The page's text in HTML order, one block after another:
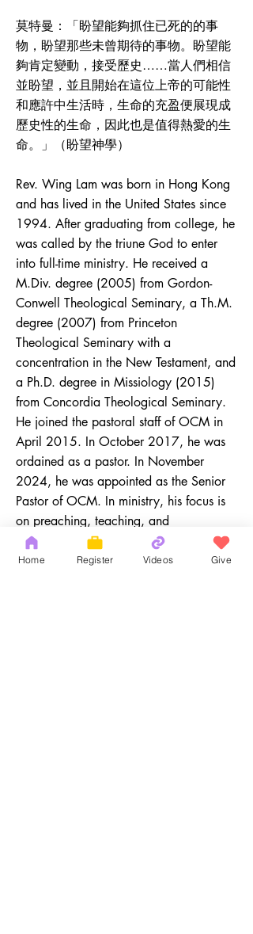
莫特曼：「盼望能夠抓住已死的的事
物，盼望那些未曾期待的事物。盼望能
夠肯定變動，接受歷史……當人們相信
並盼望，並且開始在這位上帝的可能性
和應許中生活時，生命的充盈便展現成
歷史性的生命，因此也是值得熱愛的生
命。」（盼望神學）
Rev. Wing Lam was born in Hong Kong
and has lived in the United States since
1994. After graduating from college, he
was called by the triune God to enter
into full-time ministry. He received a
M.Div. degree (2005) from Gordon-
Conwell Theological Seminary, a Th.M.
degree (2007) from Princeton
Theological Seminary with a
concentration in the New Testament, and
a Ph.D. degree in Missiology (2015)
from Concordia Theological Seminary.
He joined the pastoral staff of OCM in
April 2015. In October 2017, he was
ordained as a pastor. In November
2024, he was appointed as the Senior
Pastor of OCM. In ministry, his focus is
on preaching, teaching, and
discipleship. He is married to Dr. Sue
Chen and has two children, Hope and
Home Register Videos Give